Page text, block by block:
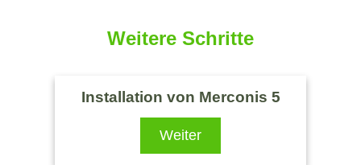
Weitere Schritte
Installation von Merconis 5
Weiter